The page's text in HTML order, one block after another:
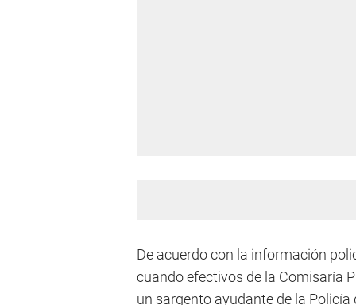
De acuerdo con la información
cuando efectivos de la Comisaría
un sargento ayudante de la